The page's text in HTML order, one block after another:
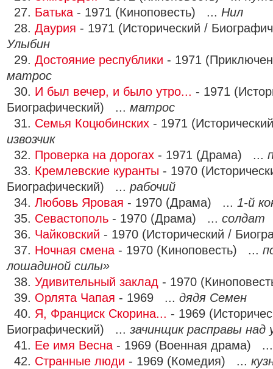
27. Батька - 1971 (Киноповесть) ... Нил
28. Даурия - 1971 (Исторический /
Улыбин
29. Достояние республики - 1971
матрос
30. И был вечер, и было утро... - 1971
Биографический) ... матрос
31. Семья Коцюбинских - 1971
извозчик
32. Проверка на дорогах - 1971 (Драма) ...
33. Кремлевские куранты - 1970
Биографический) ... рабочий
34. Любовь Яровая - 1970 (Драма) ... 1-й
35. Севастополь - 1970 (Драма) ... солдат
36. Чайковский - 1970 (Исторический /
37. Ночная смена - 1970 (Киноповесть) ...
лошадиной силы»
38. Удивительный заклад - 1970
39. Орлята Чапая - 1969 ... дядя Семен
40. Я, Франциск Скорина... - 1969
Биографический) ... зачинщик расправы над
41. Ее имя Весна - 1969 (Военная драма)
42. Странные люди - 1969 (Комедия) ...